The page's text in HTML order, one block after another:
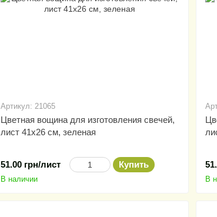
Артикул: 21065
Цветная вощина для изготовления свечей,
лист 41х26 см, зеленая
51.00 грн/лист Купить
В наличии В